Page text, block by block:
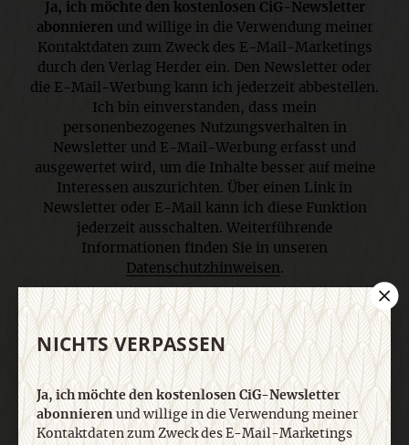
Ja, ich möchte den kostenlosen CiG-Newsletter
abonnierenund willige in die Verwendung meiner
Kontaktdaten zum Zweck des E-Mail-Marketings
durch den Verlag Herder ein. Den Newsletter oder
die E-Mail-Werbung kann ich jederzeit abbestellen.
Ich bin einverstanden, dass mein
personenbezogenes Nutzungsverhalten in
Newsletter und E-Mail-Werbung erfasst und
ausgewertet wird, um die Inhalte besser auf meine
Interessen auszurichten. Über einen Link in
Newsletter oder E-Mail kann ich diese Funktion
jederzeit ausschalten. Weiterführende
Informationen finden Sie in unseren
Datenschutzhinweisen.
E-Mail
Jetzt anmelden
NICHTS VERPASSEN
Ja, ich möchte den kostenlosen CiG-Newsletter
abonnierenund willige in die Verwendung meiner
Kontaktdaten zum Zweck des E-Mail-Marketings